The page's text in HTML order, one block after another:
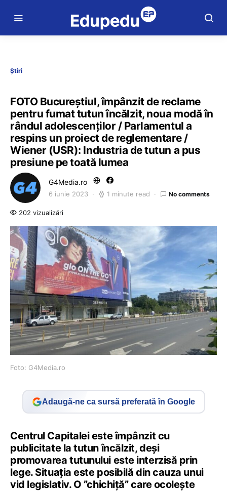
Știri
FOTO Bucureștiul, împânzit de reclame
pentru fumat tutun încălzit, noua modă în
rândul adolescenților / Parlamentul a
respins un proiect de reglementare /
Wiener (USR): Industria de tutun a pus
presiune pe toată lumea
G4Media.ro
6 iunie 2023 1 minute read No comments
202 vizualizări
Foto: G4Media.ro
Adaugă-ne ca sursă preferată în Google
Centrul Capitalei este împânzit cu
publicitate la tutun încălzit, deși
promovarea tutunului este interzisă prin
lege. Situația este posibilă din cauza unui
vid legislativ. O ”chichiță” care ocolește